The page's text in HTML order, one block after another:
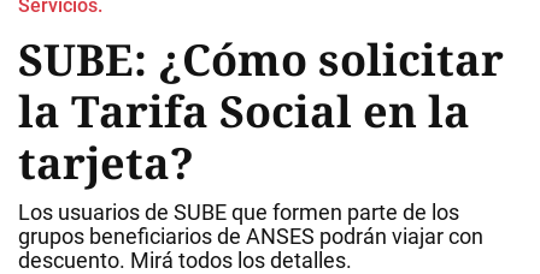
Servicios.
SUBE: ¿Cómo solicitar
la Tarifa Social en la
tarjeta?
Los usuarios de SUBE que formen parte de los
grupos beneficiarios de ANSES podrán viajar con
descuento. Mirá todos los detalles.